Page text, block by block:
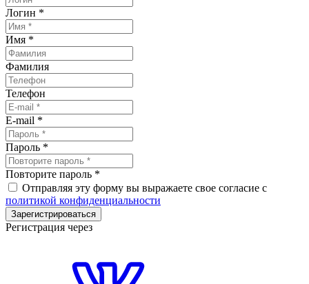
Логин *
Имя *
Фамилия
Телефон
E-mail *
Пароль *
Повторите пароль *
Отправляя эту форму вы выражаете свое согласие с
политикой конфиденциальности
Зарегистрироваться
Регистрация через